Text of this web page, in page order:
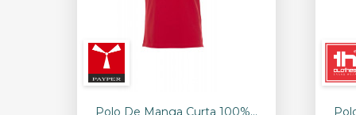
 Vista rápida
Polo De Manga Curta 100%...